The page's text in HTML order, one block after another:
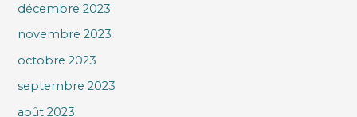
décembre 2023
novembre 2023
octobre 2023
septembre 2023
août 2023